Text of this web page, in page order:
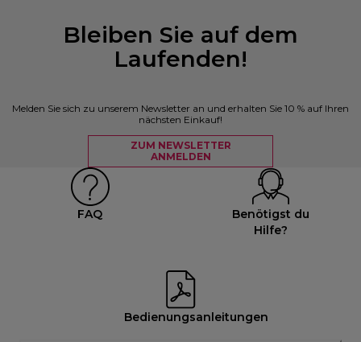
Bleiben Sie auf dem
Laufenden!
Melden Sie sich zu unserem Newsletter an und erhalten Sie 10 % auf Ihren
nächsten Einkauf!
ZUM NEWSLETTER
ANMELDEN
FAQ
Benötigst du
Hilfe?
Bedienungsanleitungen